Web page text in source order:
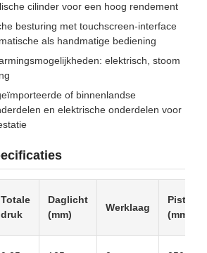
cilinder voor een hoog rendement
besturing met touchscreen-interface
als handmatige bediening
elektrisch, stoom
of binnenlandse
en elektrische onderdelen voor
Totale
druk
Daglicht
(mm)
Werklaag
(mm)